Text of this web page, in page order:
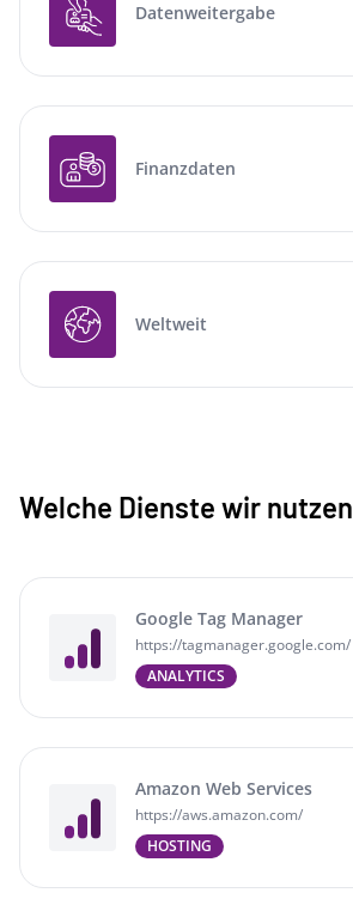
Datenweitergabe
Finanzdaten
Weltweit
Welche Dienste wir nutzen
Google Tag Manager
https://tagmanager.google.com/
ANALYTICS
Amazon Web Services
https://aws.amazon.com/
HOSTING